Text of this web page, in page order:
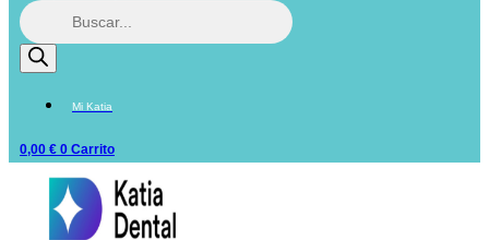
Mi Katia
0,00 € 0 Carrito